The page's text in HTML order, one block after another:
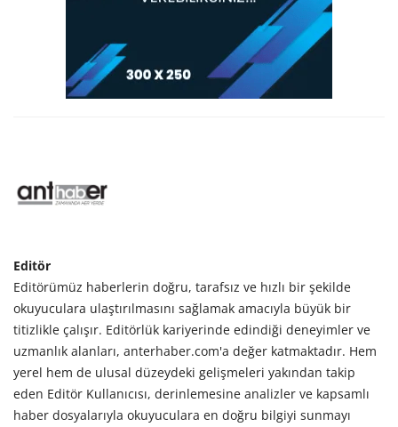
Editör
Editörümüz haberlerin doğru, tarafsız ve hızlı bir şekilde
okuyuculara ulaştırılmasını sağlamak amacıyla büyük bir
titizlikle çalışır. Editörlük kariyerinde edindiği deneyimler ve
uzmanlık alanları, anterhaber.com'a değer katmaktadır. Hem
yerel hem de ulusal düzeydeki gelişmeleri yakından takip
eden Editör Kullanıcısı, derinlemesine analizler ve kapsamlı
haber dosyalarıyla okuyuculara en doğru bilgiyi sunmayı